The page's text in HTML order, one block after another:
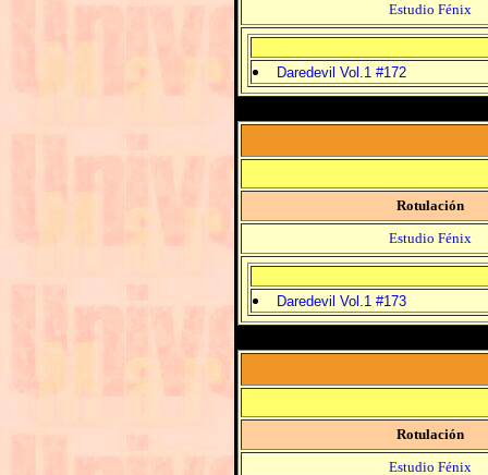
Estudio Fénix
Daredevil Vol.1 #172
Rotulación
Estudio Fénix
Daredevil Vol.1 #173
Rotulación
Estudio Fénix